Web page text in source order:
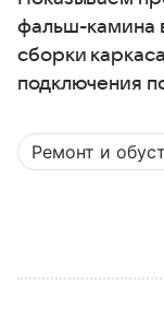
фальш-камина
сборки
подключения
Ремонт и